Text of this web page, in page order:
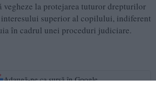
vegheze la protejarea tuturor drepturilor
superior al copilului, indiferent
în cadrul unei proceduri judiciare.
Adaugă-ne ca sursă în Google